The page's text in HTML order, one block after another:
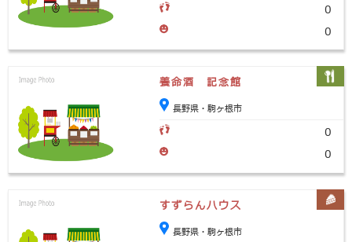
0
0
養命酒 記念館
長野県・駒ヶ根市
0
0
すずらんハウス
長野県・駒ヶ根市